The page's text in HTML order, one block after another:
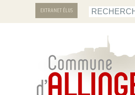
EXTRANET ÉLUS